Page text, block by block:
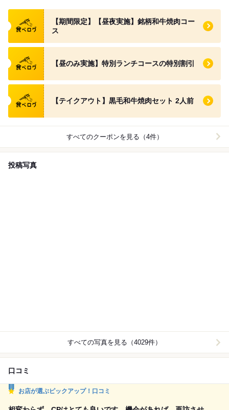
食べログ クーポン
【期間限定】【昼夜実施】銘柄和牛焼肉コー
ス
食べログ クーポン
【昼のみ実施】特別ランチコースの特別割引
食べログ クーポン
【テイクアウト】黒毛和牛焼肉セット 2人前
すべてのクーポンを見る（4件）
投稿写真
すべての写真を見る（4029件）
口コミ
お店が選ぶピックアップ！口コミ